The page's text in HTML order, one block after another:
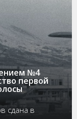
№4
первой
сдана в